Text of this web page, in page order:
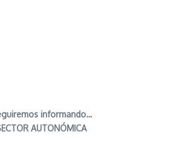
informando…
AUTONÓMICA